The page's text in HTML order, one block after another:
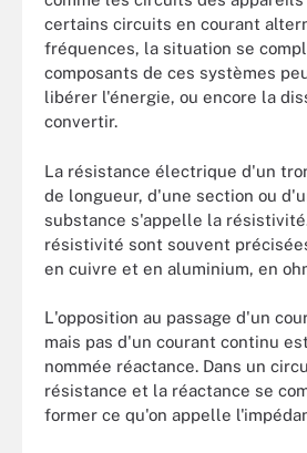
certains circuits en courant
fréquences, la situation se
composants de ces systèmes
libérer l'énergie, ou encore la
convertir.
La résistance électrique d'un
de longueur, d'une section ou
substance s'appelle la
résistivité sont souvent
en cuivre et en aluminium, en
L'opposition au passage d'un
mais pas d'un courant continu
nommée réactance. Dans un
résistance et la réactance se
former ce qu'on appelle